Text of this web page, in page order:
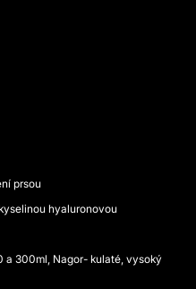
prsou
hyaluronovou
a 300ml, Nagor- kulaté, vysoký